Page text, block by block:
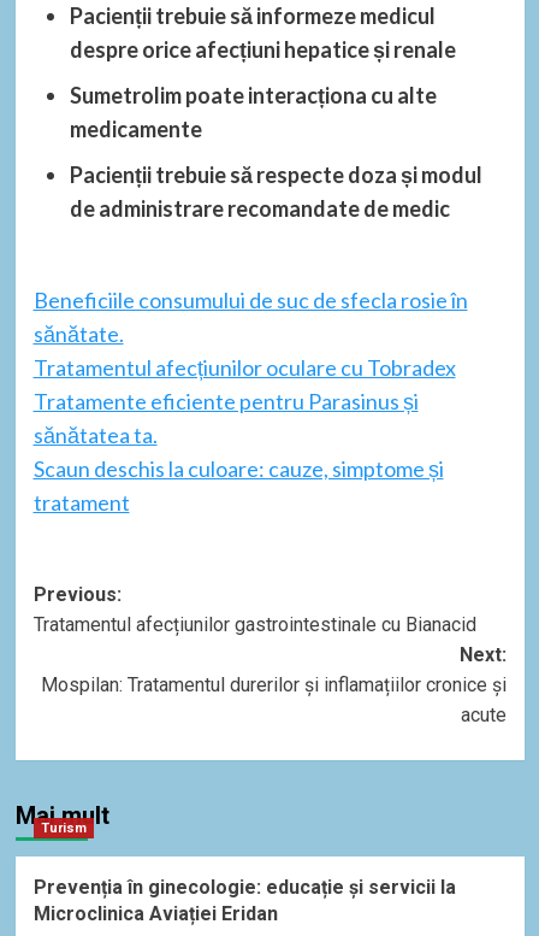
Pacienții trebuie să informeze medicul
despre orice afecțiuni hepatice și renale
Sumetrolim poate interacționa cu alte
medicamente
Pacienții trebuie să respecte doza și modul
de administrare recomandate de medic
Beneficiile consumului de suc de sfecla rosie în
sănătate.
Tratamentul afecțiunilor oculare cu Tobradex
Tratamente eficiente pentru Parasinus și
sănătatea ta.
Scaun deschis la culoare: cauze, simptome și
tratament
Post
navigation
Previous:
Tratamentul afecțiunilor gastrointestinale cu Bianacid
Next:
Mospilan: Tratamentul durerilor și inflamațiilor cronice și
acute
Mai mult
Turism
Prevenția în ginecologie: educație și servicii la
Microclinica Aviației Eridan